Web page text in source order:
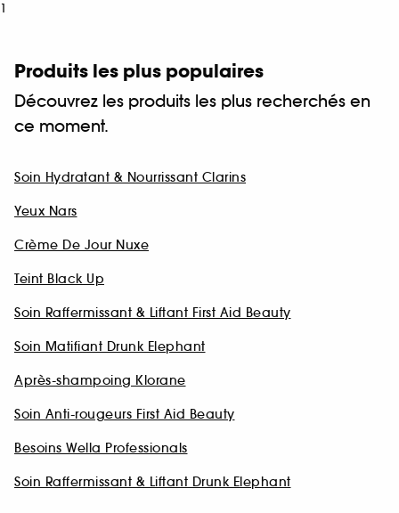
1
Produits les plus populaires
Découvrez les produits les plus recherchés en
ce moment.
Soin Hydratant & Nourrissant Clarins
Yeux Nars
Crème De Jour Nuxe
Teint Black Up
Soin Raffermissant & Liftant First Aid Beauty
Soin Matifiant Drunk Elephant
Après-shampoing Klorane
Soin Anti-rougeurs First Aid Beauty
Besoins Wella Professionals
Soin Raffermissant & Liftant Drunk Elephant